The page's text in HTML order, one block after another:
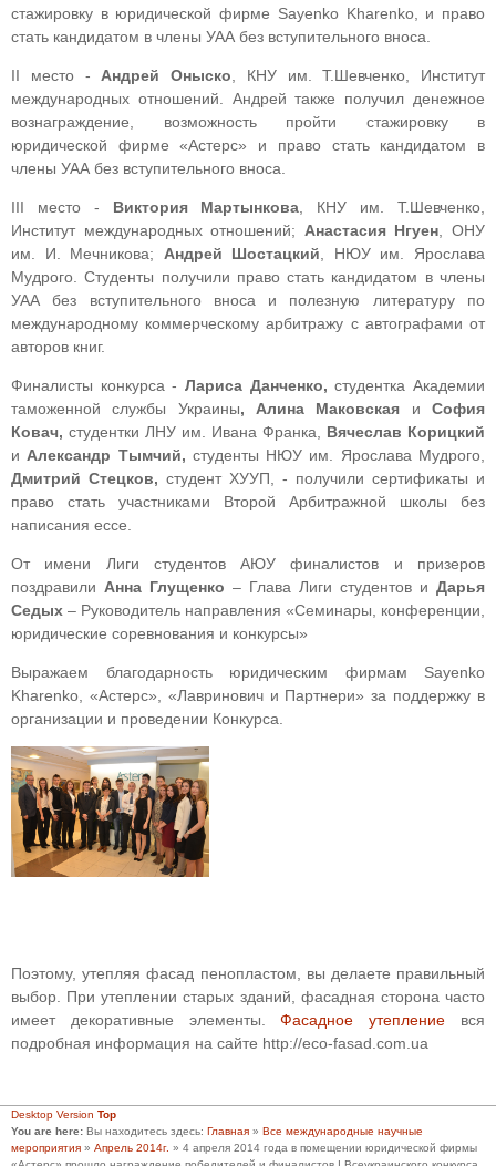
стажировку в юридической фирме Sayenko Kharenko, и право
стать кандидатом в члены УАА без вступительного вноса.
ІІ место - Андрей Оныско , КНУ им. Т.Шевченко, Институт
международных отношений. Андрей также получил денежное
вознаграждение, возможность пройти стажировку в
юридической фирме «Астерс» и право стать кандидатом в
члены УАА без вступительного вноса.
ІІІ место - Виктория Мартынкова , КНУ им. Т.Шевченко,
Институт международных отношений; Анастасия Нгуен , ОНУ
им. И. Мечникова; Андрей Шостацкий , НЮУ им. Ярослава
Мудрого. Студенты получили право стать кандидатом в члены
УАА без вступительного вноса и полезную литературу по
международному коммерческому арбитражу с автографами от
авторов книг.
Финалисты конкурса - Лариса Данченко,студентка Академии
таможенной службы Украины, Алина Маковская и София
Ковач, студентки ЛНУ им. Ивана Франка, Вячеслав Корицкий
и Александр Тымчий, студенты НЮУ им. Ярослава Мудрого,
Дмитрий Стецков, студент ХУУП, - получили сертификаты и
право стать участниками Второй Арбитражной школы без
написания ессе.
От имени Лиги студентов АЮУ финалистов и призеров
поздравили Анна Глущенко – Глава Лиги студентов и Дарья
Седых – Руководитель направления «Семинары, конференции,
юридические соревнования и конкурсы»
Выражаем благодарность юридическим фирмам Sayenko
Kharenko, «Астерс», «Лавринович и Партнери» за поддержку в
организации и проведении Конкурса.
Поэтому, утепляя фасад пенопластом, вы делаете правильный
выбор. При утеплении старых зданий, фасадная сторона часто
имеет декоративные элементы.Фасадное утепление вся
подробная информация на сайте http://eco-fasad.com.ua
Desktop Version Top
You are here: Вы находитесь здесь: Главная » Все международные научные
мероприятия » Апрель 2014г. » 4 апреля 2014 года в помещении юридической фирмы